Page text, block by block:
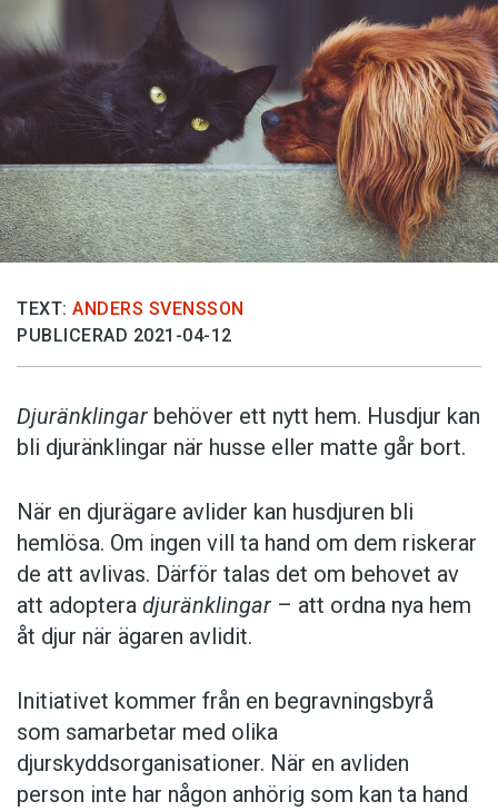
TEXT: ANDERS SVENSSON
PUBLICERAD 2021-04-12
Djuränklingar behöver ett nytt hem. Husdjur kan
bli djuränklingar när husse eller matte går bort.
När en djurägare avlider kan husdjuren bli
hemlösa. Om ingen vill ta hand om dem riskerar
de att avlivas. Därför talas det om behovet av
att adoptera djuränklingar – att ordna nya hem
åt djur när ägaren avlidit.
Initiativet kommer från en begravningsbyrå
som samarbetar med olika
djurskyddsorganisationer. När en avliden
person inte har någon anhörig som kan ta hand